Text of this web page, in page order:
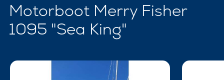
Motorboot Merry Fisher
1095 "Sea King"